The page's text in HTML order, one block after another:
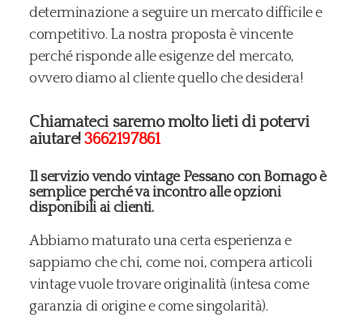
determinazione a seguire un mercato difficile e
competitivo. La nostra proposta è vincente
perché risponde alle esigenze del mercato,
ovvero diamo al cliente quello che desidera!
Chiamateci saremo molto lieti di potervi
aiutare!3662197861
Il servizio vendo vintage Pessano con Bornago è
semplice perché va incontro alle opzioni
disponibili ai clienti.
Abbiamo maturato una certa esperienza e
sappiamo che chi, come noi, compera articoli
vintage vuole trovare originalità (intesa come
garanzia di origine e come singolarità).